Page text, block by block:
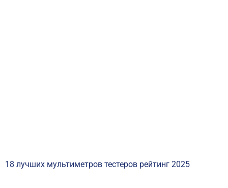
18 лучших мультиметров тестеров рейтинг 2025